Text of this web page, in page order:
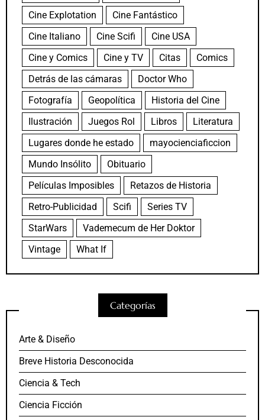
Cine Explotation
Cine Fantástico
Cine Italiano
Cine Scifi
Cine USA
Cine y Comics
Cine y TV Citas
Comics
Detrás de las cámaras
Doctor Who
Fotografía
Geopolítica
Historia del Cine
Ilustración
Juegos Rol Libros
Literatura
Lugares donde he estado
mayocienciaficcion
Mundo Insólito
Obituario
Películas Imposibles
Retazos de Historia
Retro-Publicidad
Scifi
Series TV
StarWars
Vademecum de Her Doktor
Vintage
What If
Categorías
Arte & Diseño
Breve Historia Desconocida
Ciencia & Tech
Ciencia Ficción